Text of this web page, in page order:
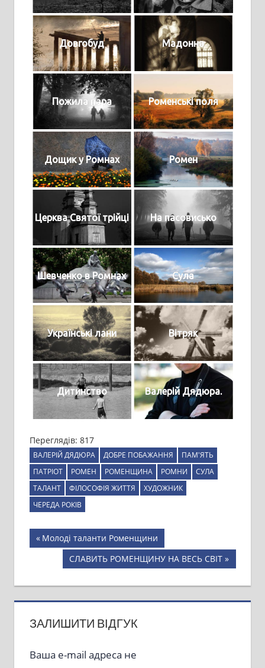
Довгобуд Мадонна
Пожила пара Роменські поля
Дощик у Ромнах Ромен
Церква Святої трійці На пасовисько
Шевченко в Ромнах Сула
Українські лани Вітряк
Дитинство Валерій Дядюра.
Переглядів: 817
ВАЛЕРІЙ ДЯДЮРА ДОБРЕ ПОБАЖАННЯ
ПАМ'ЯТЬ
ПАТРІОТ
РОМЕН РОМЕНЩИНА РОМНИ
СУЛА
ТАЛАНТ
ФІЛОСОФІЯ ЖИТТЯ
ХУДОЖНИК
ЧЕРЕДА РОКІВ
Навігація
записів
Previous
Post:
Молоді таланти Роменщини
Next
СЛАВИТЬ РОМЕНЩИНУ НА ВЕСЬ СВІТ
ЗАЛИШИТИ ВІДГУК
Ваша e-mail адреса не